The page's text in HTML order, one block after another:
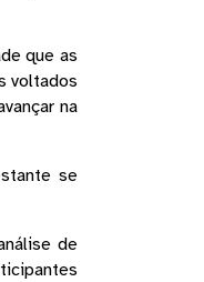
que as
voltados
na
se
de